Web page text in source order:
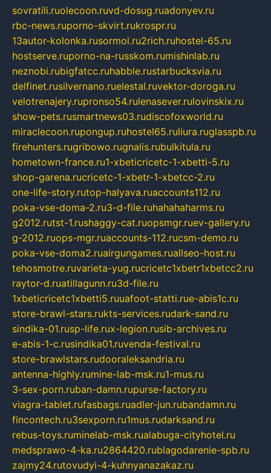
sovratili.ruolecoon.ruvd-dosug.ruadonyev.ru
rbc-news.ruporno-skvirt.rukrospr.ru
13autor-kolonka.rusormol.ru2rich.ruhostel-65.ru
hostserve.ruporno-na-russkom.rumishinlab.ru
neznobi.rubigfatcc.ruhabble.rustarbucksvia.ru
delfinet.rusilvernano.ruelestal.ruvektor-doroga.ru
velotrenajery.rupronso54.rulenasever.rulovinskix.ru
show-pets.rusmartnews03.rudiscofoxworld.ru
miraclecoon.rupongup.ruhostel65.ruliura.ruglasspb.ru
firehunters.rugribowo.rugnalis.rubulkitula.ru
hometown-france.ru1-xbeticricetc-1-xbetti-5.ru
shop-garena.rucricetc-1-xbetr-1-xbetcc-2.ru
one-life-story.rutop-halyava.ruaccounts112.ru
poka-vse-doma-2.ru3-d-file.ruhahahaharms.ru
g2012.rutst-1.rushaggy-cat.ruopsmgr.ruev-gallery.ru
g-2012.ruops-mgr.ruaccounts-112.rucsm-demo.ru
poka-vse-doma2.ruairgungames.ruallseo-host.ru
tehosmotre.ruvarieta-yug.rucricetc1xbetr1xbetcc2.ru
raytor-d.ruatillagunn.ru3d-file.ru
1xbeticricetc1xbetti5.ruuafoot-statti.rue-abis1c.ru
store-brawl-stars.rukts-services.rudark-sand.ru
sindika-01.rusp-life.rux-legion.rusib-archives.ru
e-abis-1-c.rusindika01.ruvenda-festival.ru
store-brawlstars.rudooraleksandria.ru
antenna-highly.rumine-lab-msk.ru1-mus.ru
3-sex-porn.ruban-damn.rupurse-factory.ru
viagra-tablet.rufasbags.ruadler-jun.rubandamn.ru
fincontech.ru3sexporn.ru1mus.rudarksand.ru
rebus-toys.ruminelab-msk.rualabuga-cityhotel.ru
medsprawo-4-ka.ru2864420.rublagodarenie-spb.ru
zajmy24.rutovudyi-4-kuhnyanazakaz.ru